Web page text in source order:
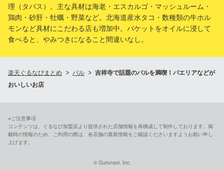
理（タパス）。主な具材は海老・エスカルゴ・マッシュルーム・
鶏肉・砂肝・牡蠣・野菜など。北海道産水タコ・数種類の牛ホル
モンなど具材にこだわる店も増加中。バケットをオイルに浸して
食べると、やみつきになること間違いなし。
楽天ぐるなびまとめ バル
吉祥寺で話題のバルを満喫！パエリアなどが
おいしいお店
※ご注意事項
コンテンツは、ぐるなび加盟店より提供された店舗情報を再構成して制作しております。掲
載時の情報のため、ご利用の際は、各店舗の最新情報をご確認くださいますようお願い申し
上げます。
© Gurunavi, Inc.